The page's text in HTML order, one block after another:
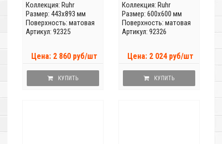
Коллекция: Ruhr
Размер: 443x893 мм
Поверхность: матовая
Артикул: 92325
Цена: 2 860 руб/шт
КУПИТЬ
Коллекция: Ruhr
Размер: 600x600 мм
Поверхность: матовая
Артикул: 92326
Цена: 2 024 руб/шт
КУПИТЬ